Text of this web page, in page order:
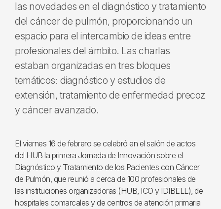
las novedades en el diagnóstico y tratamiento
del cáncer de pulmón, proporcionando un
espacio para el intercambio de ideas entre
profesionales del ámbito. Las charlas
estaban organizadas en tres bloques
temáticos: diagnóstico y estudios de
extensión, tratamiento de enfermedad precoz
y cáncer avanzado.
El viernes 16 de febrero se celebró en el salón de actos
del HUB la primera Jornada de Innovación sobre el
Diagnóstico y Tratamiento de los Pacientes con Cáncer
de Pulmón, que reunió a cerca de 100 profesionales de
las instituciones organizadoras (HUB, ICO y IDIBELL), de
hospitales comarcales y de centros de atención primaria